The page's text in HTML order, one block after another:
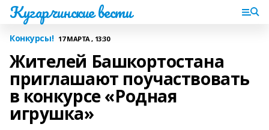
Кугарчинские вести
Конкурсы! 17 МАРТА , 13:30
Жителей Башкортостана
приглашают поучаствовать
в конкурсе «Родная
игрушка»